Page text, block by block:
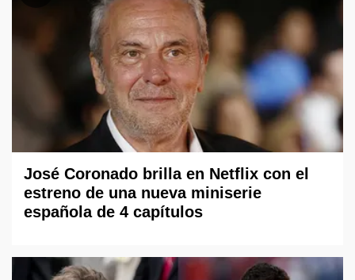
José Coronado brilla en Netflix con el
estreno de una nueva miniserie
española de 4 capítulos